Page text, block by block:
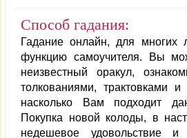
Способ гадания:
Гадание онлайн, для многих
функцию самоучителя. Вы
неизвестный оракул,
толкованиями, трактовками
насколько Вам подходит
Покупка новой колоды, в
недешевое удовольствие